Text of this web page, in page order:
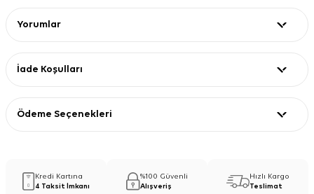
Yorumlar
İade Koşulları
Ödeme Seçenekleri
Kredi Kartına
4 Taksit İmkanı
%100 Güvenli
Alışveriş
Hızlı Kargo
Teslimat